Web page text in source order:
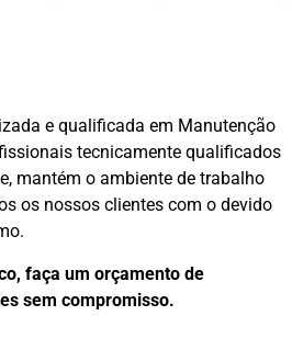
e qualificada em Manutenção
tecnicamente qualificados
mantém o ambiente de trabalho
os nossos clientes com o devido
faça um orçamento de
sem compromisso.